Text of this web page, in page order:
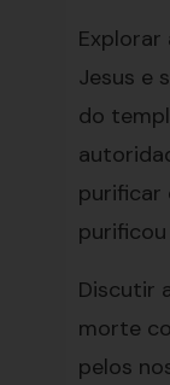
Jesus e
do
purificar
Discutir
morte
pelos